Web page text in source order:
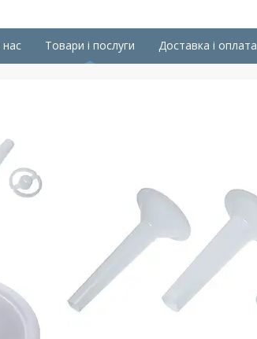
Товари і послуги Доставка і оплата